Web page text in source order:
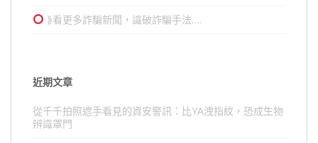
⟫看更多詐騙新聞，識破詐騙手法….
近期文章
從千千拍照遮手看見的資安警訊：比YA洩指紋，恐成生物
辨識罩門